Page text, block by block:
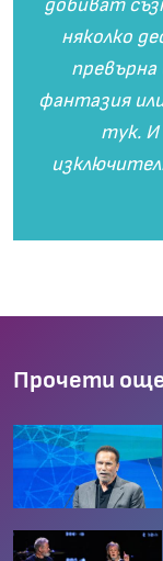
добиват
няколко
превърна
фантазия
тук. И
Прочети